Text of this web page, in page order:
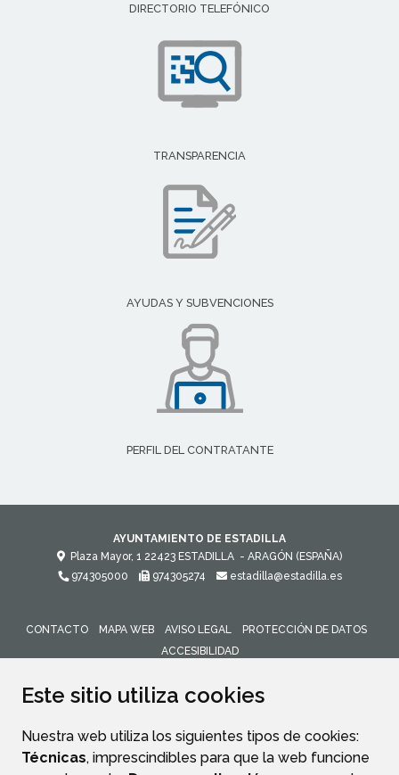
Este sitio utiliza cookies
Nuestra web utiliza los siguientes tipos de cookies:
Técnicas, imprescindibles para que la web funcione
DIRECTORIO TELEFÓNICO
TRANSPARENCIA
AYUDAS Y SUBVENCIONES
PERFIL DEL CONTRATANTE
AYUNTAMIENTO DE ESTADILLA
Plaza Mayor, 1 22423 ESTADILLA - ARAGÓN (ESPAÑA)
974305000
974305274 estadilla@estadilla.es
CONTACTO MAPA WEB AVISO LEGAL
PROTECCIÓN DE DATOS
ACCESIBILIDAD